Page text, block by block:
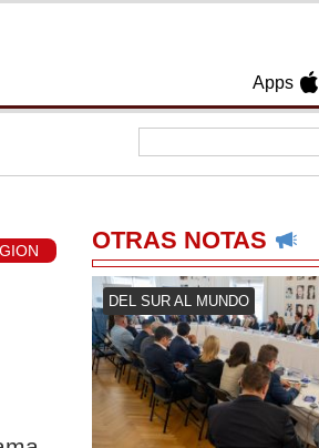
Apps
OTRAS NOTAS
DEL SUR AL MUNDO